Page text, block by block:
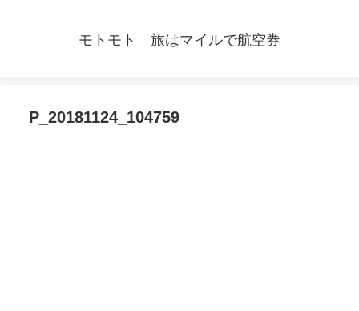
モトモト 旅はマイルで航空券
P_20181124_104759